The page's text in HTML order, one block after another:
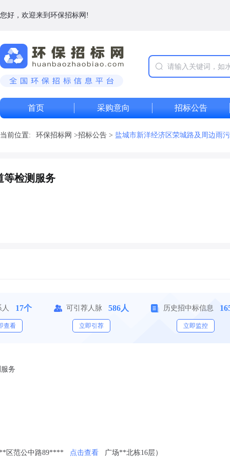
您好，欢迎来到环保招标网!
首页 采购意向 招标公告
当前位置: 环保招标网 >招标公告 > 盐城市新洋经济区荣城路及周边雨
等检测服务
17个
查看
可引荐人脉 586人
立即引荐
历史招中标信息
立即监控
务
区范公中路89**** 点击查看 广场**北栋16层）